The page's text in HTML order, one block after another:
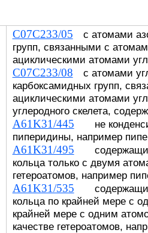
C07C233/05 с атомами
групп, связанными с
ациклическими атомами
C07C233/08 с атомами
карбоксамидных групп,
ациклическими атомами
углеродного скелета,
A61K31/445 не
пиперидины, например
A61K31/495
кольца только с двумя
гетероатомов, например
A61K31/535
кольца по крайней мере с
крайней мере с одним
качестве гетероатомов,